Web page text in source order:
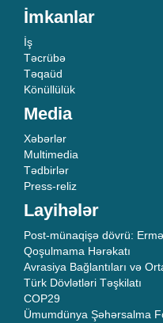
İmkanlar
İş
Təcrübə
Təqaüd
Könüllülük
Media
Xəbərlər
Multimedia
Tədbirlər
Press-reliz
Layihələr
Post-münaqişə dövrü:
Qoşulmama Hərəkatı
Avrasiya Bağlantıları və
Türk Dövlətləri Təşkilatı
COP29
Ümumdünya Şəhərsalma